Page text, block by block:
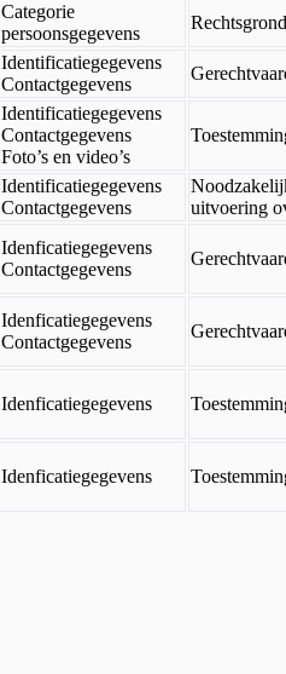
Categorie
persoonsgegevens
Rechtsgrond
Identificatiegegevens
Contactgegevens
Identificatiegegevens
Contactgegevens
Foto’s en video’s
Identificatiegegevens
Contactgegevens
uitvoering
Idenficatiegegevens
Contactgegevens
Idenficatiegegevens
Contactgegevens
Idenficatiegegevens
Idenficatiegegevens